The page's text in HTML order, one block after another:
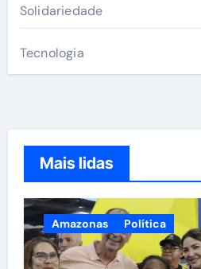
Solidariedade
Tecnologia
Mais lidas
Amazonas Política